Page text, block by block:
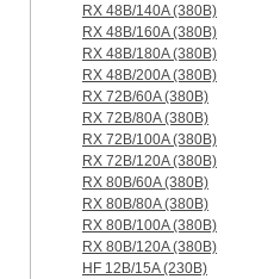
RX 48B/140A (380B)
RX 48B/160A (380B)
RX 48B/180A (380B)
RX 48B/200A (380B)
RX 72B/60A (380B)
RX 72B/80A (380B)
RX 72B/100A (380B)
RX 72B/120A (380B)
RX 80B/60A (380B)
RX 80B/80A (380B)
RX 80B/100A (380B)
RX 80B/120A (380B)
HF 12B/15A (230B)